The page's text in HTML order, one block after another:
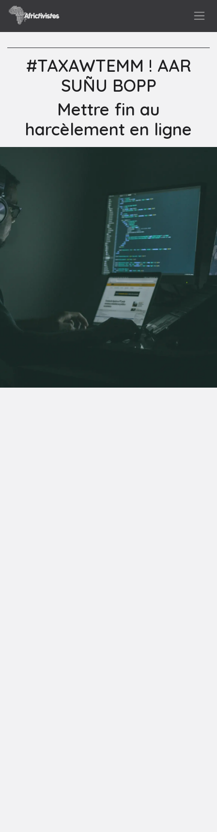
Se rendre au contenu
#TAXAWTEMM ! AAR
SUÑU BOPP
Mettre fin au
harcèlement en ligne